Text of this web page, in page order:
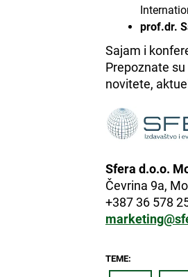
prof.dr.
Sajam i
Prepoznate
novitete,
Sfera d.o.o.
Čevrina 9a,
+387 36 578
TEME: